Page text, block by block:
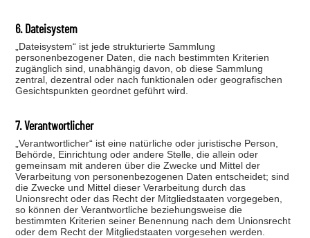
6. Dateisystem
„Dateisystem“ ist jede strukturierte Sammlung
personenbezogener Daten, die nach bestimmten Kriterien
zugänglich sind, unabhängig davon, ob diese Sammlung
zentral, dezentral oder nach funktionalen oder geografischen
Gesichtspunkten geordnet geführt wird.
7. Verantwortlicher
„Verantwortlicher“ ist eine natürliche oder juristische Person,
Behörde, Einrichtung oder andere Stelle, die allein oder
gemeinsam mit anderen über die Zwecke und Mittel der
Verarbeitung von personenbezogenen Daten entscheidet; sind
die Zwecke und Mittel dieser Verarbeitung durch das
Unionsrecht oder das Recht der Mitgliedstaaten vorgegeben,
so können der Verantwortliche beziehungsweise die
bestimmten Kriterien seiner Benennung nach dem Unionsrecht
oder dem Recht der Mitgliedstaaten vorgesehen werden.